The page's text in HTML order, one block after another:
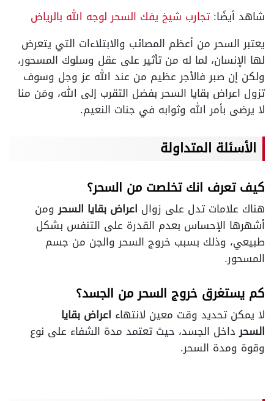
شاهد أيضًا:تجارب شيخ يفك السحر لوجه الله بالرياض
يعتبر السحر من أعظم المصائب والابتلاءات التي يتعرض
لها الإنسان، لما له من تأثير على عقل وسلوك المسحور،
ولكن إن صبر فالأجر عظيم من عند الله عز وجل وسوف
تزول اعراض بقايا السحر بفضل التقرب إلى الله، ومَن منا
لا يرضى بأمر الله وثوابه في جنات النعيم.
الأسئلة المتداولة
كيف تعرف انك تخلصت من السحر؟
هناك علامات تدل على زوال اعراض بقايا السحرومن
أشهرها الإحساس بعدم القدرة على التنفس بشكل
طبيعي، وذلك بسبب خروج السحر والجن من جسم
المسحور.
كم يستغرق خروج السحر من الجسد؟
لا يمكن تحديد وقت معين لانتهاء اعراض بقايا
السحرداخل الجسد، حيث تعتمد مدة الشفاء على نوع
وقوة ومدة السحر.